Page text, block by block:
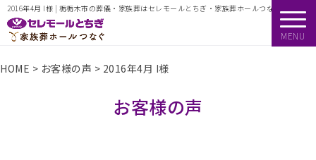
2016年4月 I様 | 栃栃木市の葬儀・家族葬はセレモールとちぎ・家族葬ホールつなぐ
MENU
HOME > お客様の声 > 2016年4月 I様
お客様の声